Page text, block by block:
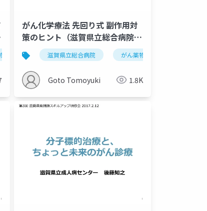
法 化学療法
がん化学療法 先回り式 副作用対
策のヒント（滋賀県立総合病院が
ん診療セミナー）20180524
滋賀県立総合病院 がん薬物療法
Goto Tomoyuki 1.8K